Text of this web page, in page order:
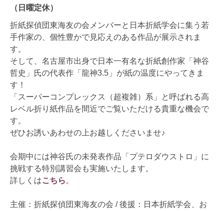
（日曜定休）
折紙探偵団東海友の会メンバーと日本折紙学会に集う若
手作家の、個性豊かで見応えのある作品が展示されま
す。
そして、名古屋市出身で日本一有名な折紙創作家「神谷
哲史」氏の代表作「龍神3.5」が紙の温度にやってきま
す！
「スーパーコンプレックス（超複雑）系」と呼ばれる高
レベル折り紙作品を間近でご覧いただける貴重な機会で
す。
ぜひお誘いあわせの上お越しくださいませ♪
会期中には神谷氏の未発表作品「プテロダウストロ」に
挑戦する特別講習会も実施いたします。
詳しくはこちら 。
主催：折紙探偵団東海友の会 / 後援：日本折紙学会、お